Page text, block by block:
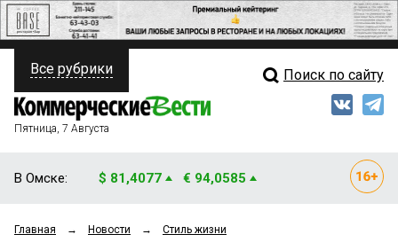
ПОЛИТИКА
ФИНАНСЫ
ОБЩЕСТВО
Свежий выпуск
Все рубрики Поиск по сайту
Пятница, 7 Августа
В Омске: $ 81,4077 € 94,0585
Главная → Новости → Стиль жизни